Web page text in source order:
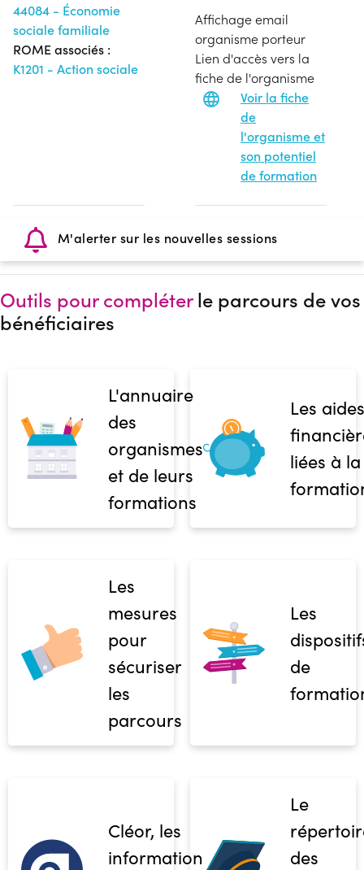
44084 - Économie
sociale familiale
ROME associés :
K1201 - Action sociale
Affichage email
organisme porteur
Lien d'accès vers la
fiche de l'organisme
Voir la fiche
de
l'organisme et
son potentiel
de formation
M'alerter sur les nouvelles sessions
Outils pour compléterle parcours de vos
bénéficiaires
L'annuaire
des
organismes
et de leurs
formations
Les aides
liées à la
Les
mesures
pour
sécuriser
les
parcours
Les
de
Cléor, les
informations
Le
des